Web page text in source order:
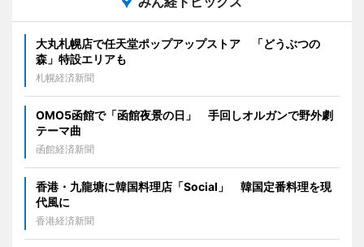
大丸札幌店で任天堂ポップアップストア 「どうぶつの
森」特設エリアも
札幌経済新聞
OMO5函館で「函館夜景の日」 手回しオルガンで野外劇
テーマ曲
函館経済新聞
香港・九龍塘に韓国料理店「Social」 韓国定番料理を現
代風に
香港経済新聞